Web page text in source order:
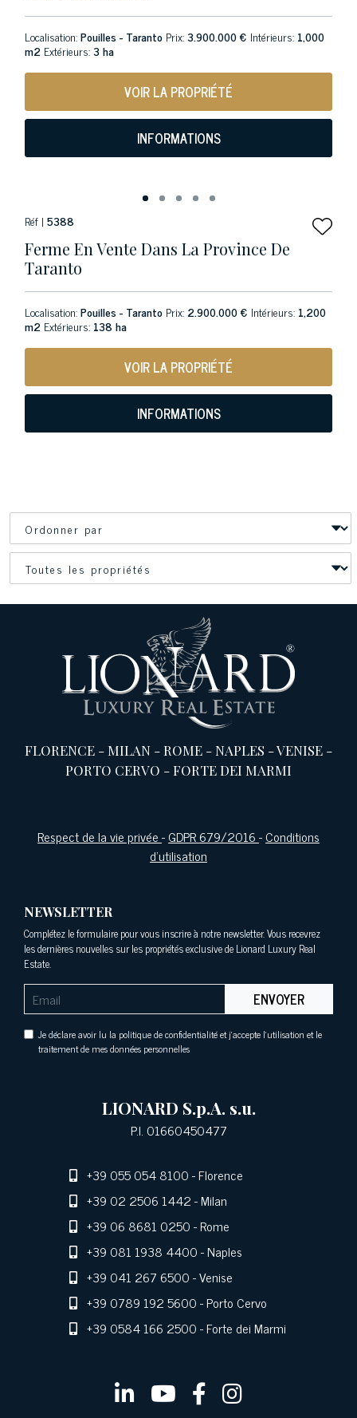
Localisation:Pouilles - Taranto Prix:3.900.000 € Intérieurs: 1,000
m2 Extérieurs:3 ha
VOIR LA PROPRIÉTÉ
INFORMATIONS
Réf | 5388
Ferme En Vente Dans La Province De
Taranto
Localisation:Pouilles - Taranto Prix: 2.900.000 € Intérieurs: 1,200
m2 Extérieurs: 138 ha
VOIR LA PROPRIÉTÉ
INFORMATIONS
FLORENCE -MILAN -ROME -NAPLES -VENISE -
PORTO CERVO -FORTE DEI MARMI
Respect de la vie privée-GDPR 679/2016-Conditions
d'utilisation
NEWSLETTER
Complétez le formulaire pour vous inscrire à notre newsletter. Vous recevrez
les dernières nouvelles sur les propriétés exclusive de Lionard Luxury Real
Estate.
ENVOYER
Je déclare avoir lu la politique de confidentialité et j'accepte l'utilisation et le
traitement de mes données personnelles
LIONARD S.p.A. s.u.
P.I. 01660450477
+39 055 054 8100- Florence
+39 02 2506 1442- Milan
+39 06 8681 0250- Rome
+39 081 1938 4400- Naples
+39 041 267 6500- Venise
+39 0789 192 5600- Porto Cervo
+39 0584 166 2500- Forte dei Marmi